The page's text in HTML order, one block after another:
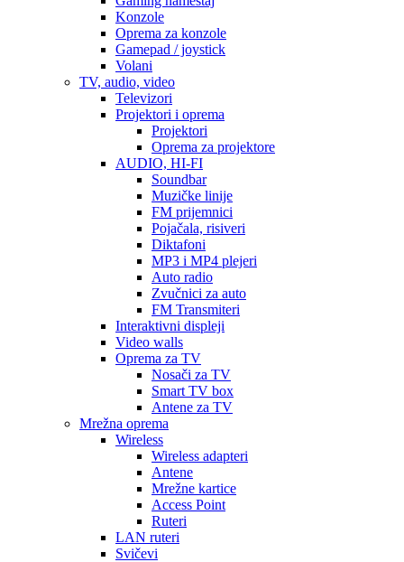
Konzole
Oprema za konzole
Gamepad / joystick
Volani
TV, audio, video
Televizori
Projektori i oprema
Projektori
Oprema za projektore
AUDIO, HI-FI
Soundbar
Muzičke linije
FM prijemnici
Pojačala, risiveri
Diktafoni
MP3 i MP4 plejeri
Auto radio
Zvučnici za auto
FM Transmiteri
Interaktivni displeji
Video walls
Oprema za TV
Nosači za TV
Smart TV box
Antene za TV
Mrežna oprema
Wireless
Wireless adapteri
Antene
Mrežne kartice
Access Point
Ruteri
LAN ruteri
Svičevi